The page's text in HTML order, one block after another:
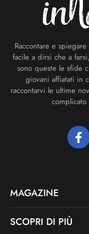
Raccontare e
facile a dirsi che a
sono queste le sfide
giovani affiatati in
raccontarvi le ultime
complicato
MAGAZINE
SCOPRI DI PIÙ